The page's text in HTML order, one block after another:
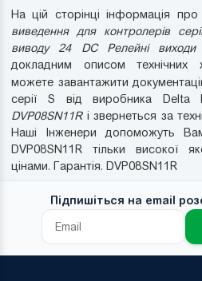
На цій сторінці інформація про
виведення для контролерів
виводу 24 DC Релейні
докладним описом технічних
можете завантажити
серії S від виробника Delta
DVP08SN11Rі звернеться за
Наші Інженери допоможуть
DVP08SN11R тільки високої
цінами. Гарантія. DVP08SN11R
Підпишіться на email